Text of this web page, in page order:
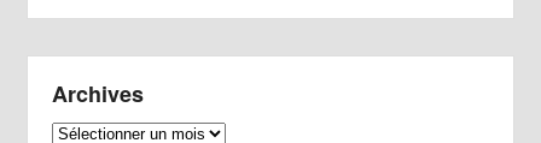
Archives
Archives